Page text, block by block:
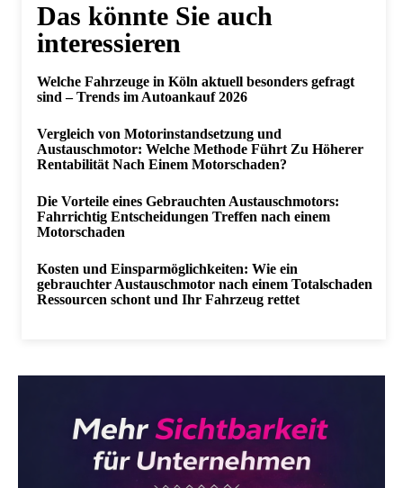
Das könnte Sie auch
interessieren
Welche Fahrzeuge in Köln aktuell besonders gefragt
sind – Trends im Autoankauf 2026
Vergleich von Motorinstandsetzung und
Austauschmotor: Welche Methode Führt Zu Höherer
Rentabilität Nach Einem Motorschaden?
Die Vorteile eines Gebrauchten Austauschmotors:
Fahrrichtig Entscheidungen Treffen nach einem
Motorschaden
Kosten und Einsparmöglichkeiten: Wie ein
gebrauchter Austauschmotor nach einem Totalschaden
Ressourcen schont und Ihr Fahrzeug rettet